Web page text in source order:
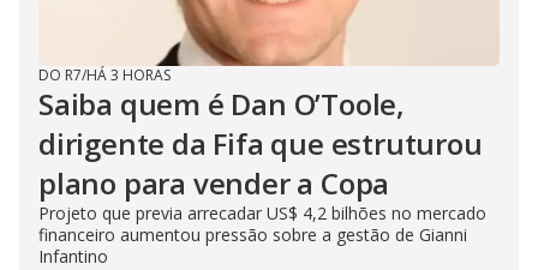
DO R7/HÁ 3 HORAS
Saiba quem é Dan O’Toole,
dirigente da Fifa que estruturou
plano para vender a Copa
Projeto que previa arrecadar US$ 4,2 bilhões no mercado
financeiro aumentou pressão sobre a gestão de Gianni
Infantino